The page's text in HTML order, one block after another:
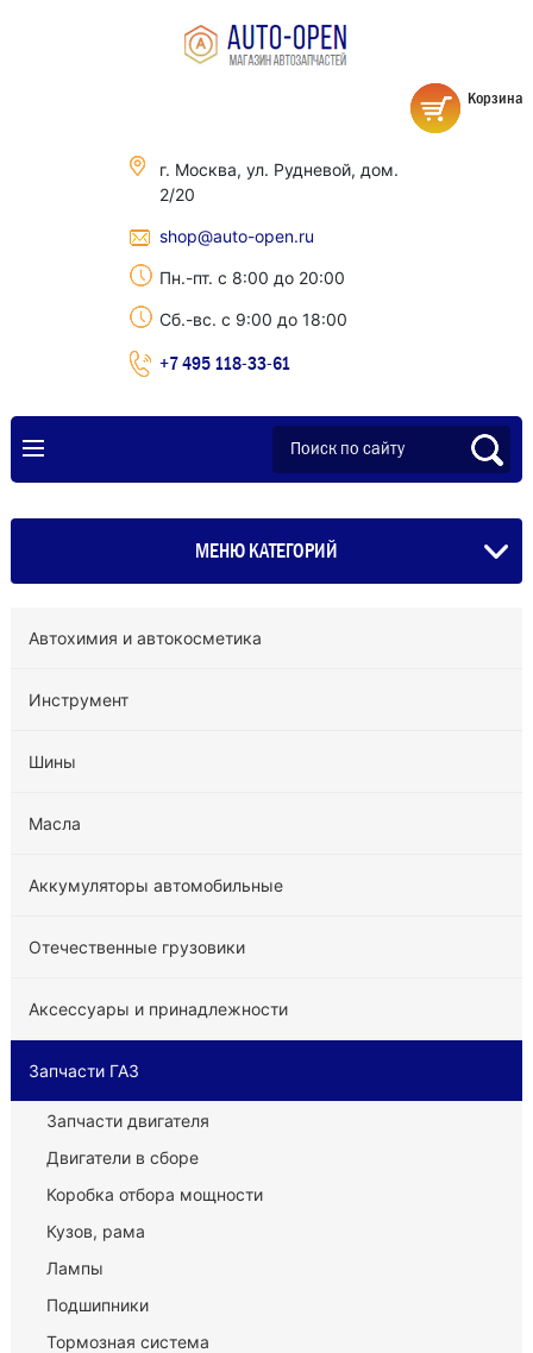
г. Москва, ул. Рудневой, дом.
2/20
shop@auto-open.ru
Пн.-пт. с 8:00 до 20:00
Сб.-вс. с 9:00 до 18:00
+7 495 118-33-61
Корзина
МЕНЮ КАТЕГОРИЙ
Автохимия и автокосметика
Инструмент
Шины
Масла
Аккумуляторы автомобильные
Отечественные грузовики
Аксессуары и принадлежности
Запчасти ГАЗ
Запчасти двигателя
Двигатели в сборе
Коробка отбора мощности
Кузов, рама
Лампы
Подшипники
Тормозная система